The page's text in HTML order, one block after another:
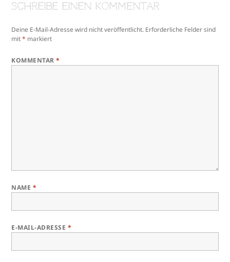
Schreibe einen Kommentar
Deine E-Mail-Adresse wird nicht veröffentlicht. Erforderliche Felder sind
mit* markiert
KOMMENTAR*
NAME *
E-MAIL-ADRESSE *